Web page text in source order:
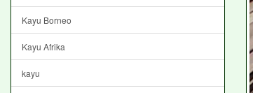
Kayu Borneo
Kayu Afrika
kayu